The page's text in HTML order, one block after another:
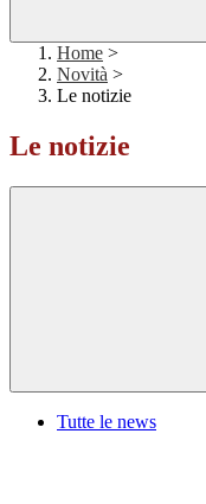
Home >
Novità >
Le notizie
Le notizie
Tutte le news